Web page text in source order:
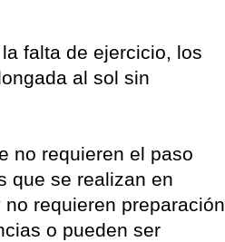
falta de ejercicio, los
al sol sin
no requieren el paso
que se realizan en
requieren preparación
o pueden ser